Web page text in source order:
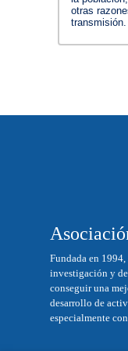
otras
transmisión.
Fundada en
investigación y de
conseguir una
desarrollo de
especialmente